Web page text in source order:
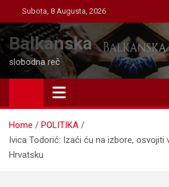
to
content
Subota, 8 Augusta, 2026
Balkanska
slobodna reč
Home
POLITIKA
Ivica Todorić: Izaći ću na izbore, osvojiti
Hrvatsku